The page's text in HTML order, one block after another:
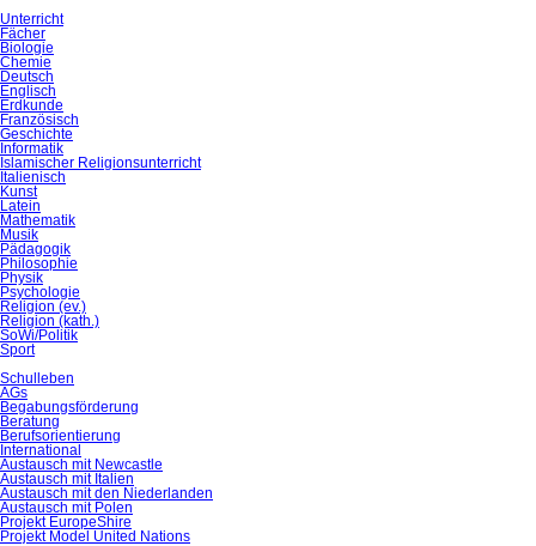
Unterricht
Fächer
Biologie
Chemie
Deutsch
Englisch
Erdkunde
Französisch
Geschichte
Informatik
Islamischer Religionsunterricht
Italienisch
Kunst
Latein
Mathematik
Musik
Pädagogik
Philosophie
Physik
Psychologie
Religion (ev.)
Religion (kath.)
SoWi/Politik
Sport
Schulleben
AGs
Begabungsförderung
Beratung
Berufsorientierung
International
Austausch mit Newcastle
Austausch mit Italien
Austausch mit den Niederlanden
Austausch mit Polen
Projekt EuropeShire
Projekt Model United Nations